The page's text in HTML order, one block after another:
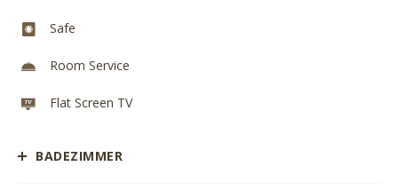
Safe
Room Service
Flat Screen TV
BADEZIMMER